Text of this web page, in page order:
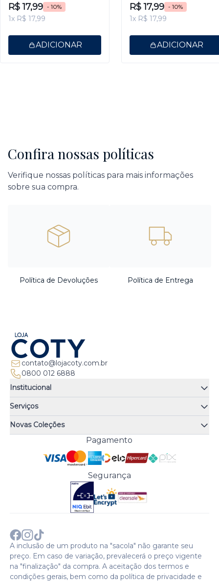
R$ 17,99 - 10%
1x R$ 17,99
ADICIONAR
R$ 17,99 - 10%
1x R$ 17,99
ADICIONAR
Confira nossas políticas
Verifique nossas políticas para mais informações
sobre sua compra.
Política de Devoluções Política de Entrega
contato@lojacoty.com.br
0800 012 6888
Institucional
Quem somos
Quiz de fragrâncias
Trocas e Devoluções
Troque Fácil
Perguntas Frequentes
Política de Pagamento
Política de Entrega
Política de Privacidade
Comprar com CNPJ?
Sobre a COTY no mundo
Serviços
Atendimento
Meus Pedidos
Trabalhe Conosco
Preferências de Cookies
Novas Coleções
Cenoura & Bronze
Pagamento
Segurança
A inclusão de um produto na "sacola" não garante seu
preço. Em caso de variação, prevalecerá o preço vigente
na "finalização" da compra. A aceitação dos termos e
condições gerais, bem como da política de privacidade e